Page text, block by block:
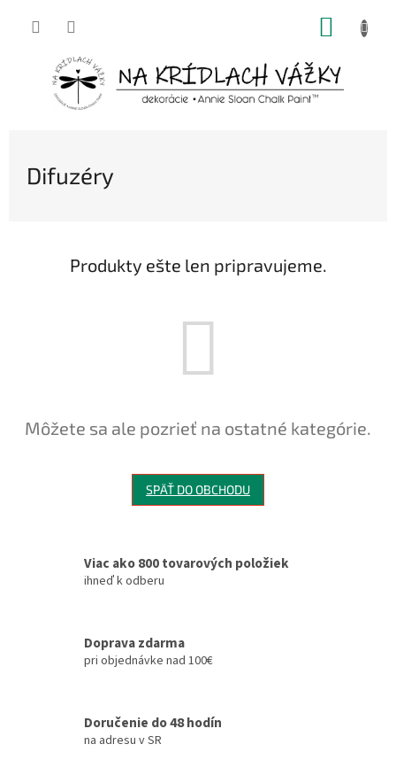
Difuzéry
Produkty ešte len pripravujeme.
Môžete sa ale pozrieť na ostatné kategórie.
SPÄŤ DO OBCHODU
Viac ako 800 tovarových položiek
ihneď k odberu
Doprava zdarma
pri objednávke nad 100€
Doručenie do 48 hodín
na adresu v SR